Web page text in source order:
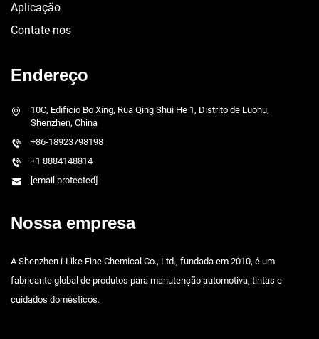
Aplicação
Contate-nos
Endereço
10C, Edifício Bo Xing, Rua Qing Shui He 1, Distrito de Luohu,
Shenzhen, China
+86-18923798198
+1 8884148814
[email protected]
Nossa empresa
A Shenzhen i-Like Fine Chemical Co., Ltd., fundada em 2010, é um
fabricante global de produtos para manutenção automotiva, tintas e
cuidados domésticos.